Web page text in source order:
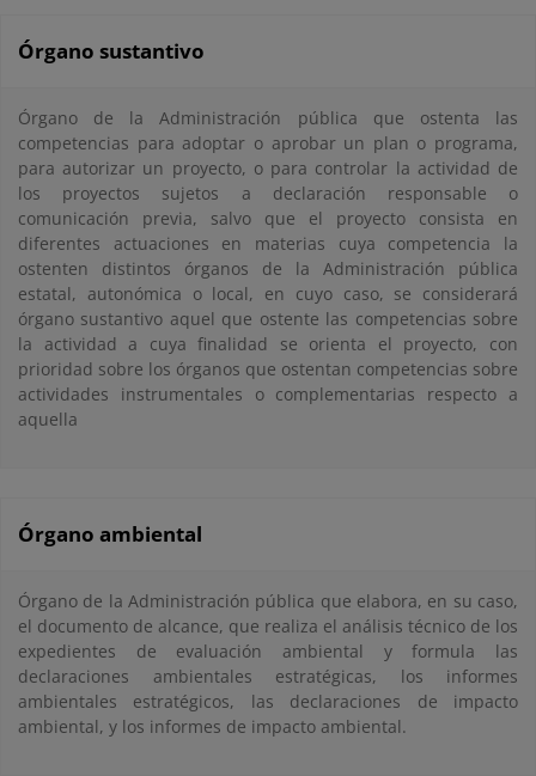
Órgano sustantivo
Órgano de la Administración pública que ostenta las
competencias para adoptar o aprobar un plan o programa,
para autorizar un proyecto, o para controlar la actividad de
los proyectos sujetos a declaración responsable o
comunicación previa, salvo que el proyecto consista en
diferentes actuaciones en materias cuya competencia la
ostenten distintos órganos de la Administración pública
estatal, autonómica o local, en cuyo caso, se considerará
órgano sustantivo aquel que ostente las competencias sobre
la actividad a cuya finalidad se orienta el proyecto, con
prioridad sobre los órganos que ostentan competencias sobre
actividades instrumentales o complementarias respecto a
aquella
Órgano ambiental
Órgano de la Administración pública que elabora, en su caso,
el documento de alcance, que realiza el análisis técnico de los
expedientes de evaluación ambiental y formula las
declaraciones ambientales estratégicas, los informes
ambientales estratégicos, las declaraciones de impacto
ambiental, y los informes de impacto ambiental.